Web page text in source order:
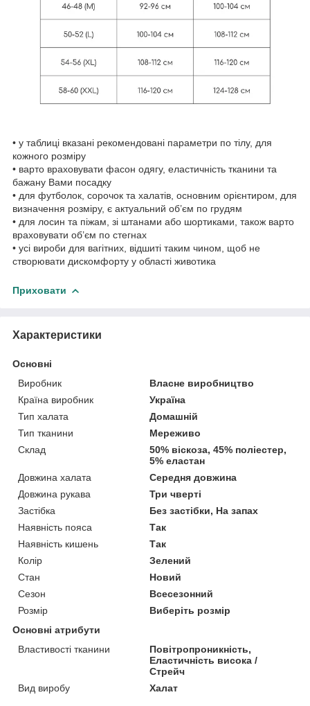
• у таблиці вказані рекомендовані параметри по тілу, для
кожного розміру
• варто враховувати фасон одягу, еластичність тканини та
бажану Вами посадку
• для футболок, сорочок та халатів, основним орієнтиром, для
визначення розміру, є актуальний об’єм по грудям
• для лосин та піжам, зі штанами або шортиками, також варто
враховувати об’єм по стегнах
• усі вироби для вагітних, відшиті таким чином, щоб не
створювати дискомфорту у області животика
Приховати
Характеристики
Основні
Виробник
Власне виробництво
Країна виробник
Україна
Тип халата
Домашній
Тип тканини
Мереживо
Склад
50% віскоза, 45% поліестер,
5% еластан
Довжина халата
Середня довжина
Довжина рукава
Три чверті
Застібка
Без застібки, На запах
Наявність пояса
Так
Наявність кишень
Так
Колір
Зелений
Стан
Новий
Сезон
Всесезонний
Розмір
Виберіть розмір
Основні атрибути
Властивості тканини
Повітропроникність,
Еластичність висока /
Стрейч
Вид виробу
Халат